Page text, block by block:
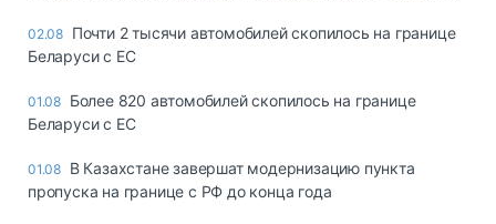
02.08 Почти 2 тысячи автомобилей скопилось на границе
Беларуси с ЕС
01.08 Более 820 автомобилей скопилось на границе
Беларуси с ЕС
01.08 В Казахстане завершат модернизацию пункта
пропуска на границе с РФ до конца года